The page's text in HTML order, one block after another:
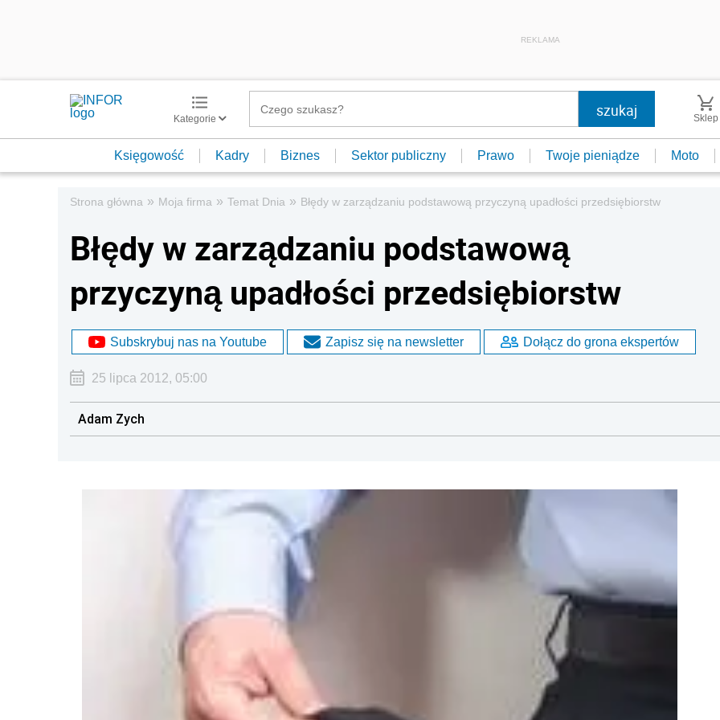
REKLAMA
Kategorie Sklep
Księgowość Kadry Biznes Sektor publiczny Prawo Twoje pieniądze Moto
Strona główna » Moja firma » Temat Dnia » Błędy w zarządzaniu podstawową przyczyną upadłości przedsiębiorstw
Błędy w zarządzaniu podstawową
przyczyną upadłości przedsiębiorstw
Subskrybuj nas na Youtube Zapisz się na newsletter Dołącz do grona ekspertów
25 lipca 2012, 05:00
Adam Zych